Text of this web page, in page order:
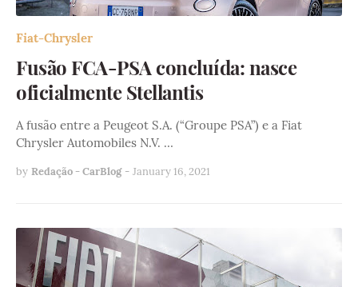
Fiat-Chrysler
Fusão FCA-PSA concluída: nasce
oficialmente Stellantis
A fusão entre a Peugeot S.A. (“Groupe PSA”) e a Fiat
Chrysler Automobiles N.V. …
by Redação - CarBlog - January 16, 2021